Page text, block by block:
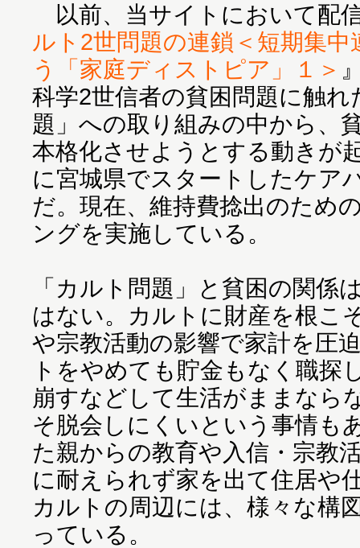
以前、当サイトにおいて配
ルト2世問題の連鎖＜短期集
う「家庭ディストピア」１＞
科学2世信者の貧困問題に触
題」への取り組みの中から、
本格化させようとする動きが
に宮城県でスタートしたケア
だ。現在、維持費捻出のため
ングを実施している。
「カルト問題」と貧困の関係
はない。カルトに財産を根こ
や宗教活動の影響で家計を圧
トをやめても貯金もなく職探
崩すなどして生活がままなら
そ脱会しにくいという事情も
た親からの教育や入信・宗教
に耐えられず家を出て住居や
カルトの周辺には、様々な構
っている。